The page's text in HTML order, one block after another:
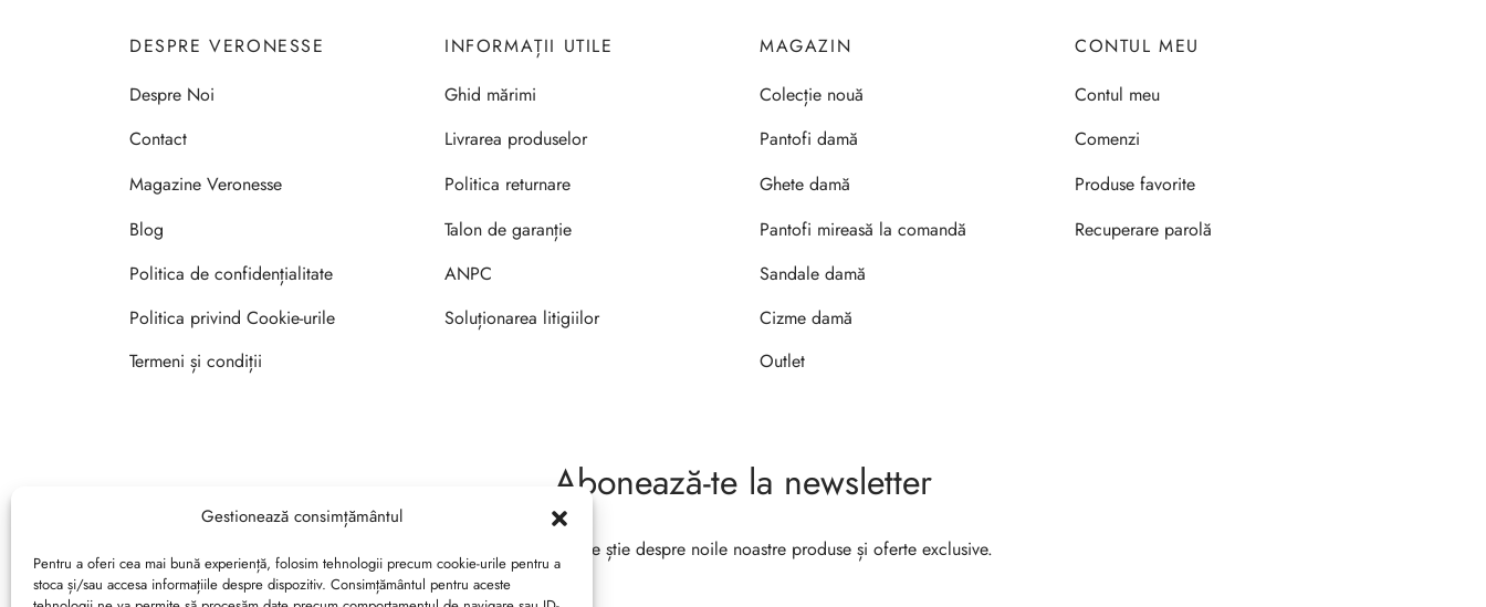
Gestionează consimțământul
Pentru a oferi cea mai bună experiență, folosim tehnologii precum cookie-urile pentru a
stoca și/sau accesa informațiile despre dispozitiv. Consimțământul pentru aceste
DESPRE VERONESSE
Despre Noi
Contact
Magazine Veronesse
Blog
Politica de confidențialitate
Politica privind Cookie-urile
Termeni și condiții
INFORMAȚII UTILE
Ghid mărimi
Livrarea produselor
Politica returnare
Talon de garanție
ANPC
Soluționarea litigiilor
MAGAZIN
Colecție nouă
Pantofi damă
Ghete damă
Pantofi mireasă la comandă
Sandale damă
Cizme damă
Outlet
CONTUL MEU
Contul meu
Comenzi
Produse favorite
Recuperare parolă
Abonează-te la newsletter
Fii primul care știe despre noile noastre produse și oferte exclusive.